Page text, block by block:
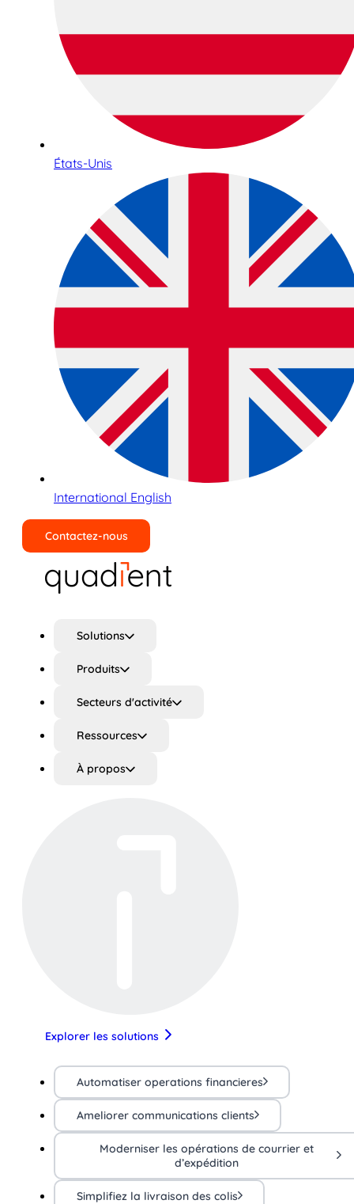
États-Unis
International English
Contactez-nous
Solutions
Produits
Secteurs d'activité
Ressources
À propos
Explorer les solutions
Automatiser operations financieres
Ameliorer communications clients
Moderniser les opérations de courrier et
d’expédition
Simplifiez la livraison des colis